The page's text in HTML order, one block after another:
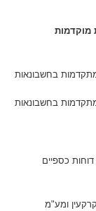
מוקדמות
בחשבונאות
בחשבונאות
דוחות כספיים
ומע"מ